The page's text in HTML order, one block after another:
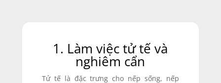
1. Làm việc tử tế và
nghiêm cẩn
Tử tế là đặc trưng cho nếp sống, nếp